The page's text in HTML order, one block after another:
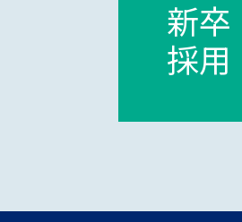
新卒
採用